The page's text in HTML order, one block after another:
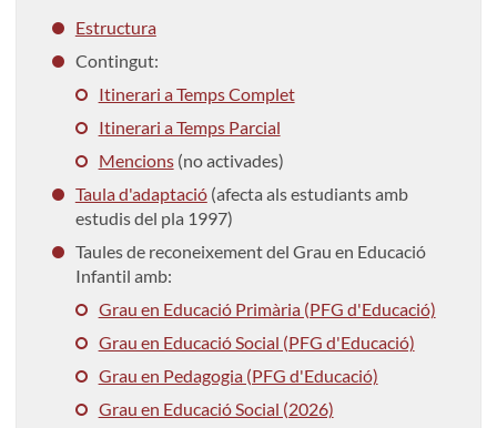
Estructura
Contingut:
Itinerari a Temps Complet
Itinerari a Temps Parcial
Mencions(no activades)
Taula d'adaptació(afecta als estudiants amb
estudis del pla 1997)
Taules de reconeixement del Grau en Educació
Infantil amb:
Grau en Educació Primària (PFG d'Educació)
Grau en Educació Social (PFG d'Educació)
Grau en Pedagogia (PFG d'Educació)
Grau en Educació Social (2026)